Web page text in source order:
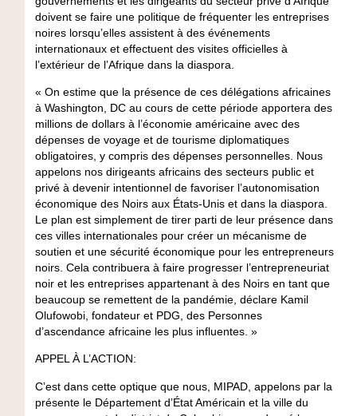
doivent se faire une politique de fréquenter les entreprises
noires lorsqu’elles assistent à des événements
internationaux et effectuent des visites officielles à
l’extérieur de l’Afrique dans la diaspora.
« On estime que la présence de ces délégations africaines
à Washington, DC au cours de cette période apportera des
millions de dollars à l’économie américaine avec des
dépenses de voyage et de tourisme diplomatiques
obligatoires, y compris des dépenses personnelles. Nous
appelons nos dirigeants africains des secteurs public et
privé à devenir intentionnel de favoriser l’autonomisation
économique des Noirs aux États-Unis et dans la diaspora.
Le plan est simplement de tirer parti de leur présence dans
ces villes internationales pour créer un mécanisme de
soutien et une sécurité économique pour les entrepreneurs
noirs. Cela contribuera à faire progresser l’entrepreneuriat
noir et les entreprises appartenant à des Noirs en tant que
beaucoup se remettent de la pandémie, déclare Kamil
Olufowobi, fondateur et PDG, des Personnes
d’ascendance africaine les plus influentes. »
APPEL À L’ACTION:
C’est dans cette optique que nous, MIPAD, appelons par la
présente le Département d’État Américain et la ville du